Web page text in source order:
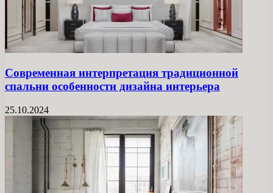
Современная интерпретация традиционной
спальни особенности дизайна интерьера
25.10.2024